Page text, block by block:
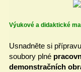
Výukové a didaktické
Usnadněte si
soubory plné
demonstračních